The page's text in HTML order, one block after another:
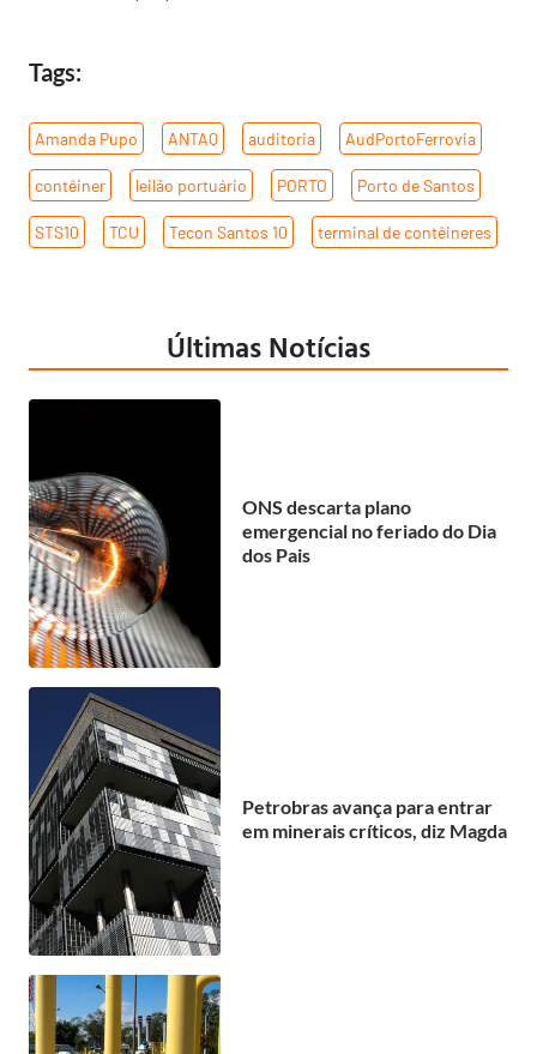
Tags:
Amanda Pupo ANTAQ auditoria AudPortoFerrovia
contêiner leilão portuário PORTO Porto de Santos
STS10 TCU Tecon Santos 10 terminal de contêineres
Últimas Notícias
ONS descarta plano
emergencial no feriado do Dia
dos Pais
Petrobras avança para entrar
em minerais críticos, diz Magda